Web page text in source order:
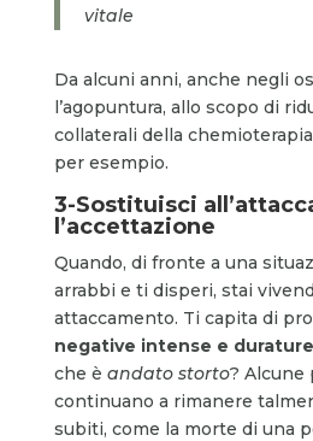
vitale
Da alcuni anni, anche negli
l’agopuntura, allo scopo di
collaterali della
per esempio.
3-Sostituisci
l’accettazione
Quando, di fronte a una
arrabbi e ti disperi, stai
attaccamento. Ti capita di
negative intense e durature
che è andato storto? Alcune
continuano a rimanere
subiti, come la morte di una